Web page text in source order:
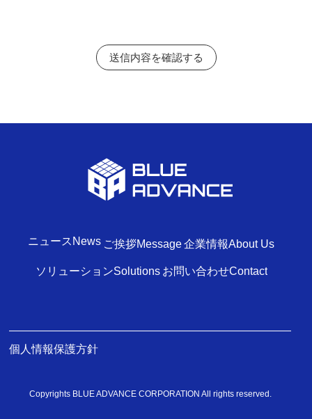
送信内容を確認する
ニュース News ご挨拶Message企業情報About Us
ソリューションSolutions お問い合わせContact
個人情報保護方針
Copyrights BLUE ADVANCE CORPORATION All rights reserved.